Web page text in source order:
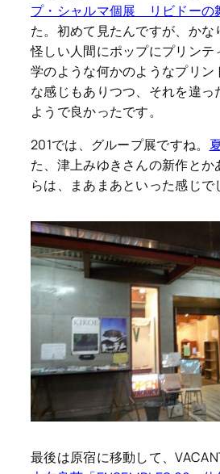
プ・シャルマ個展 リビドーの
た。初めて見たんですが、かな
怪しい人間にポップにプリンテ
学のような何かのようなプリン
な感じもありつつ、それを違っ
ようで良かったです。
201では、グループ展ですね。
た、津上みゆきさんの新作とか
らは、まあまあといった感じで
最後は原宿に移動して、